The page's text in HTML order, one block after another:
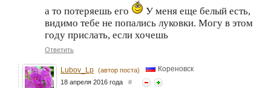
а то потеряешь его
У меня еще белый есть,
видимо тебе не попались луковки. Могу в этом
году прислать, если хочешь
Ответить
Lubov_Lp (автор поста) Кореновск
18 апреля 2016 года #